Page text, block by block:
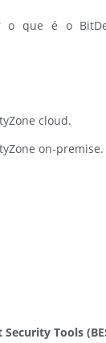
o que é o
cloud.
on-premise.
Tools